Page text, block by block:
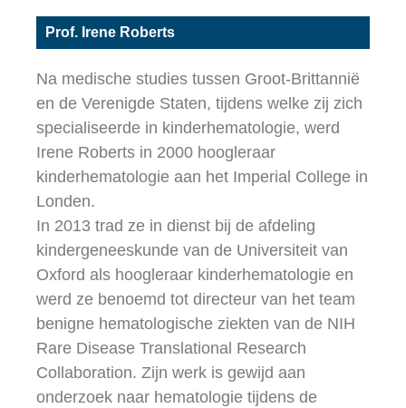
Prof. Irene Roberts
Na medische studies tussen Groot-Brittannië
en de Verenigde Staten, tijdens welke zij zich
specialiseerde in kinderhematologie, werd
Irene Roberts in 2000 hoogleraar
kinderhematologie aan het Imperial College in
Londen.
In 2013 trad ze in dienst bij de afdeling
kindergeneeskunde van de Universiteit van
Oxford als hoogleraar kinderhematologie en
werd ze benoemd tot directeur van het team
benigne hematologische ziekten van de NIH
Rare Disease Translational Research
Collaboration. Zijn werk is gewijd aan
onderzoek naar hematologie tijdens de